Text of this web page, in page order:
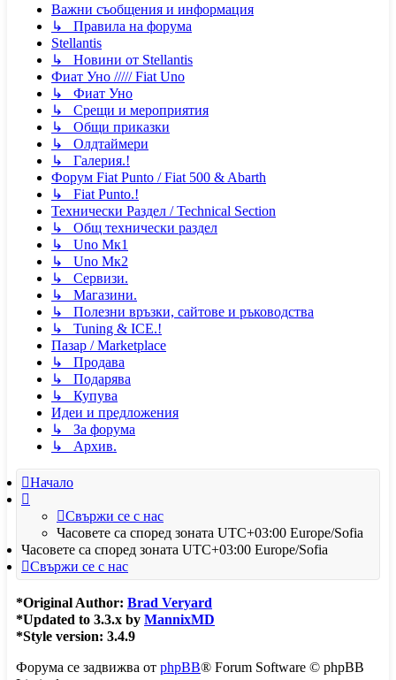
Важни съобщения и информация
↳ Правила на форума
Stellantis
↳ Новини от Stellantis
Фиат Уно ///// Fiat Uno
↳ Фиат Уно
↳ Срещи и мероприятия
↳ Общи приказки
↳ Олдтаймери
↳ Галерия.!
Форум Fiat Punto / Fiat 500 & Abarth
↳ Fiat Punto.!
Технически Раздел / Technical Section
↳ Общ технически раздел
↳ Uno Мк1
↳ Uno Мк2
↳ Сервизи.
↳ Магазини.
↳ Полезни връзки, сайтове и ръководства
↳ Tuning & ICE.!
Пазар / Marketplace
↳ Продава
↳ Подарява
↳ Купува
Идеи и предложения
↳ За форума
↳ Архив.
Начало
Свържи се с нас
Часовете са според зоната UTC+03:00 Europe/Sofia
Часовете са според зоната UTC+03:00 Europe/Sofia
Свържи се с нас
*Original Author: Brad Veryard
*Updated to 3.3.x by MannixMD
*Style version: 3.4.9
Форума се задвижва от phpBB® Forum Software © phpBB